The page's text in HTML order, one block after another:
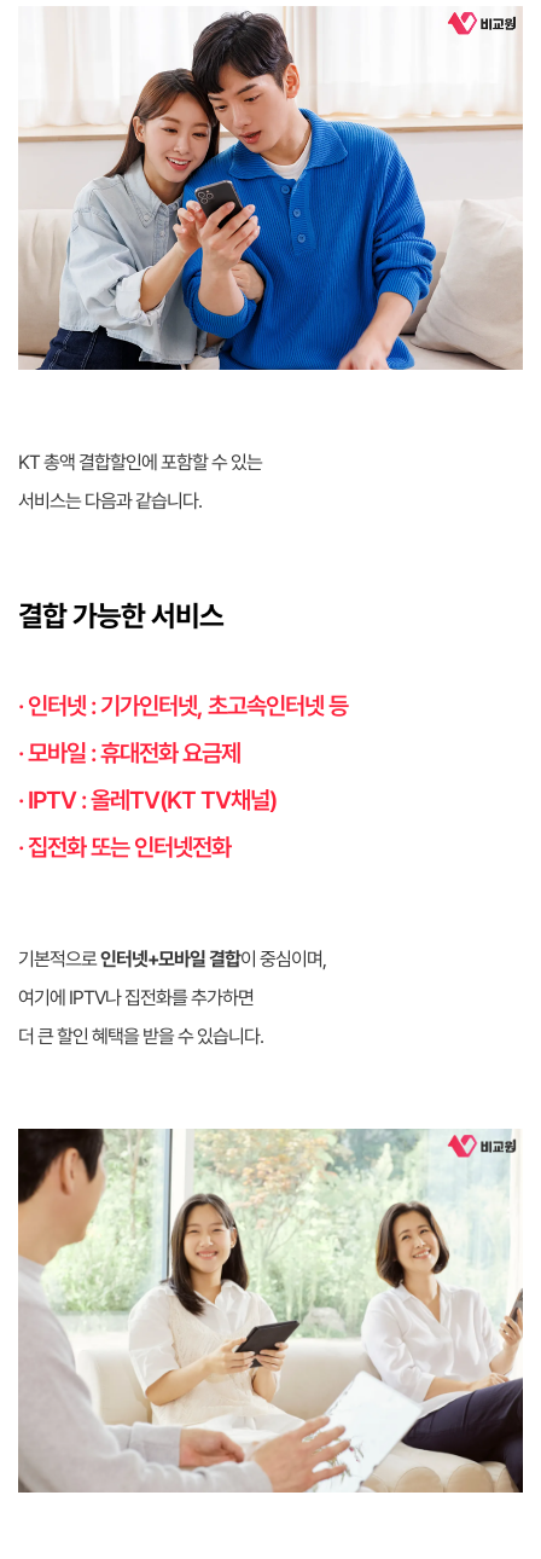
KT 총액 결합할인에 포함할 수 있는
서비스는 다음과 같습니다.
결합 가능한 서비스
· 인터넷 : 기가인터넷, 초고속인터넷 등
· 모바일 : 휴대전화 요금제
· IPTV : 올레TV(KT TV채널)
· 집전화 또는 인터넷전화
기본적으로인터넷+모바일 결합이 중심이며,
여기에 IPTV나 집전화를 추가하면
더 큰 할인 혜택을 받을 수 있습니다.